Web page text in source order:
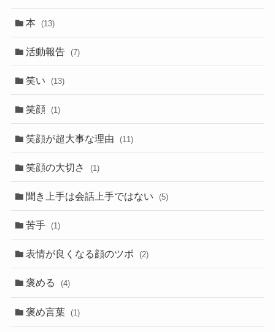
本 (13)
活動報告 (7)
笑い (13)
笑顔 (1)
笑顔が超大事な理由 (11)
笑顔の大切さ (1)
聞き上手は会話上手ではない (5)
苦手 (1)
表情が良くなる顔のツボ (2)
褒める (4)
褒め言葉 (1)